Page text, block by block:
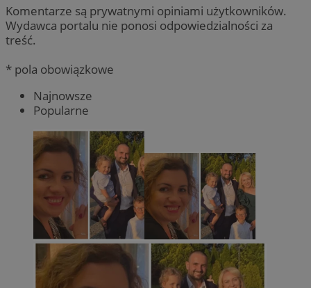
Komentarze są prywatnymi opiniami użytkowników.
Wydawca portalu nie ponosi odpowiedzialności za
treść.
* pola obowiązkowe
Najnowsze
Popularne